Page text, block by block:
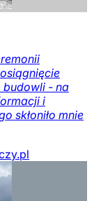
budowli - na
i
skłoniło mnie